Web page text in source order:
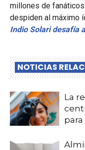
millones de
despiden al máximo
Indio Solari desafía
NOTICIAS
La